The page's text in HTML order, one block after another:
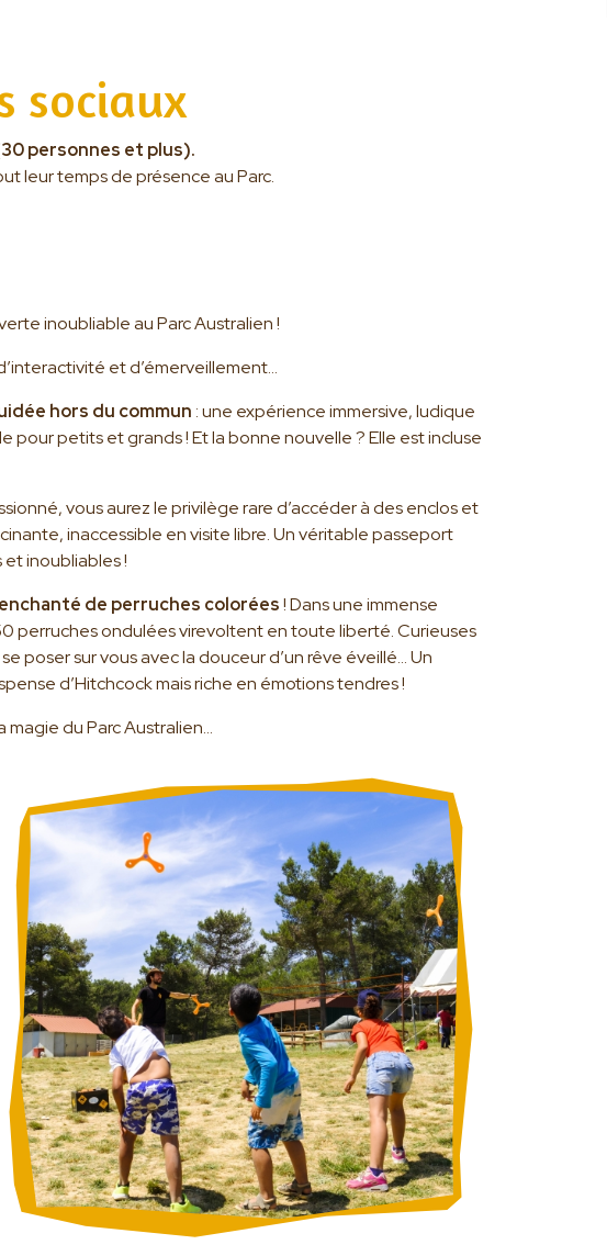
sociaux
personnes et plus).
leur temps de présence au Parc.
inoubliable au Parc Australien !
et d’émerveillement…
hors du commun : une expérience immersive, ludique
pour petits et grands ! Et la bonne nouvelle ? Elle est incluse
vous aurez le privilège rare d’accéder à des enclos et
inaccessible en visite libre. Un véritable passeport
inoubliables !
de perruches colorées! Dans une immense
perruches ondulées virevoltent en toute liberté. Curieuses
poser sur vous avec la douceur d’un rêve éveillé… Un
d’Hitchcock mais riche en émotions tendres !
du Parc Australien…